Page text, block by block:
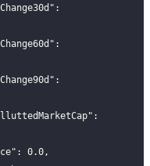
"dominance": 0.0,